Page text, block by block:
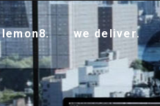
we deliver.